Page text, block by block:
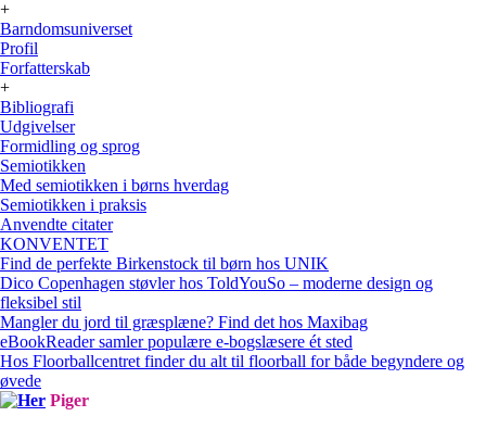
+
Barndomsuniverset
Profil
Forfatterskab
+
Bibliografi
Udgivelser
Formidling og sprog
Semiotikken
Med semiotikken i børns hverdag
Semiotikken i praksis
Anvendte citater
KONVENTET
Find de perfekte Birkenstock til børn hos UNIK
Dico Copenhagen støvler hos ToldYouSo – moderne design og
fleksibel stil
Mangler du jord til græsplæne? Find det hos Maxibag
eBookReader samler populære e-bogslæsere ét sted
Hos Floorballcentret finder du alt til floorball for både begyndere og
øvede
Piger